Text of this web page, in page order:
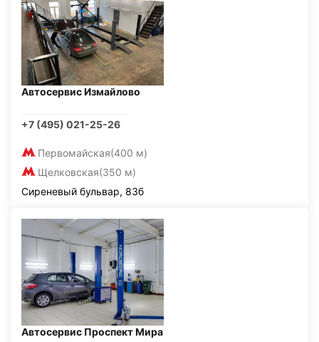
Автосервис Измайлово
+7 (495) 021-25-26
Первомайская(400 м)
Щелковская(350 м)
Сиреневый бульвар, 83б
Автосервис Проспект Мира